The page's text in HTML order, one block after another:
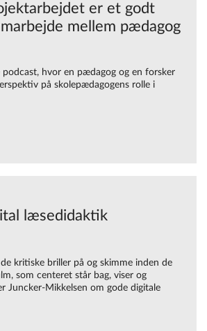
er et godt
mellem pædagog
podcast, hvor en pædagog og en forsker
på skolepædagogens rolle i
læsedidaktik
de kritiske briller på og skimme inden de
som centeret står bag, viser og
Juncker-Mikkelsen om gode digitale